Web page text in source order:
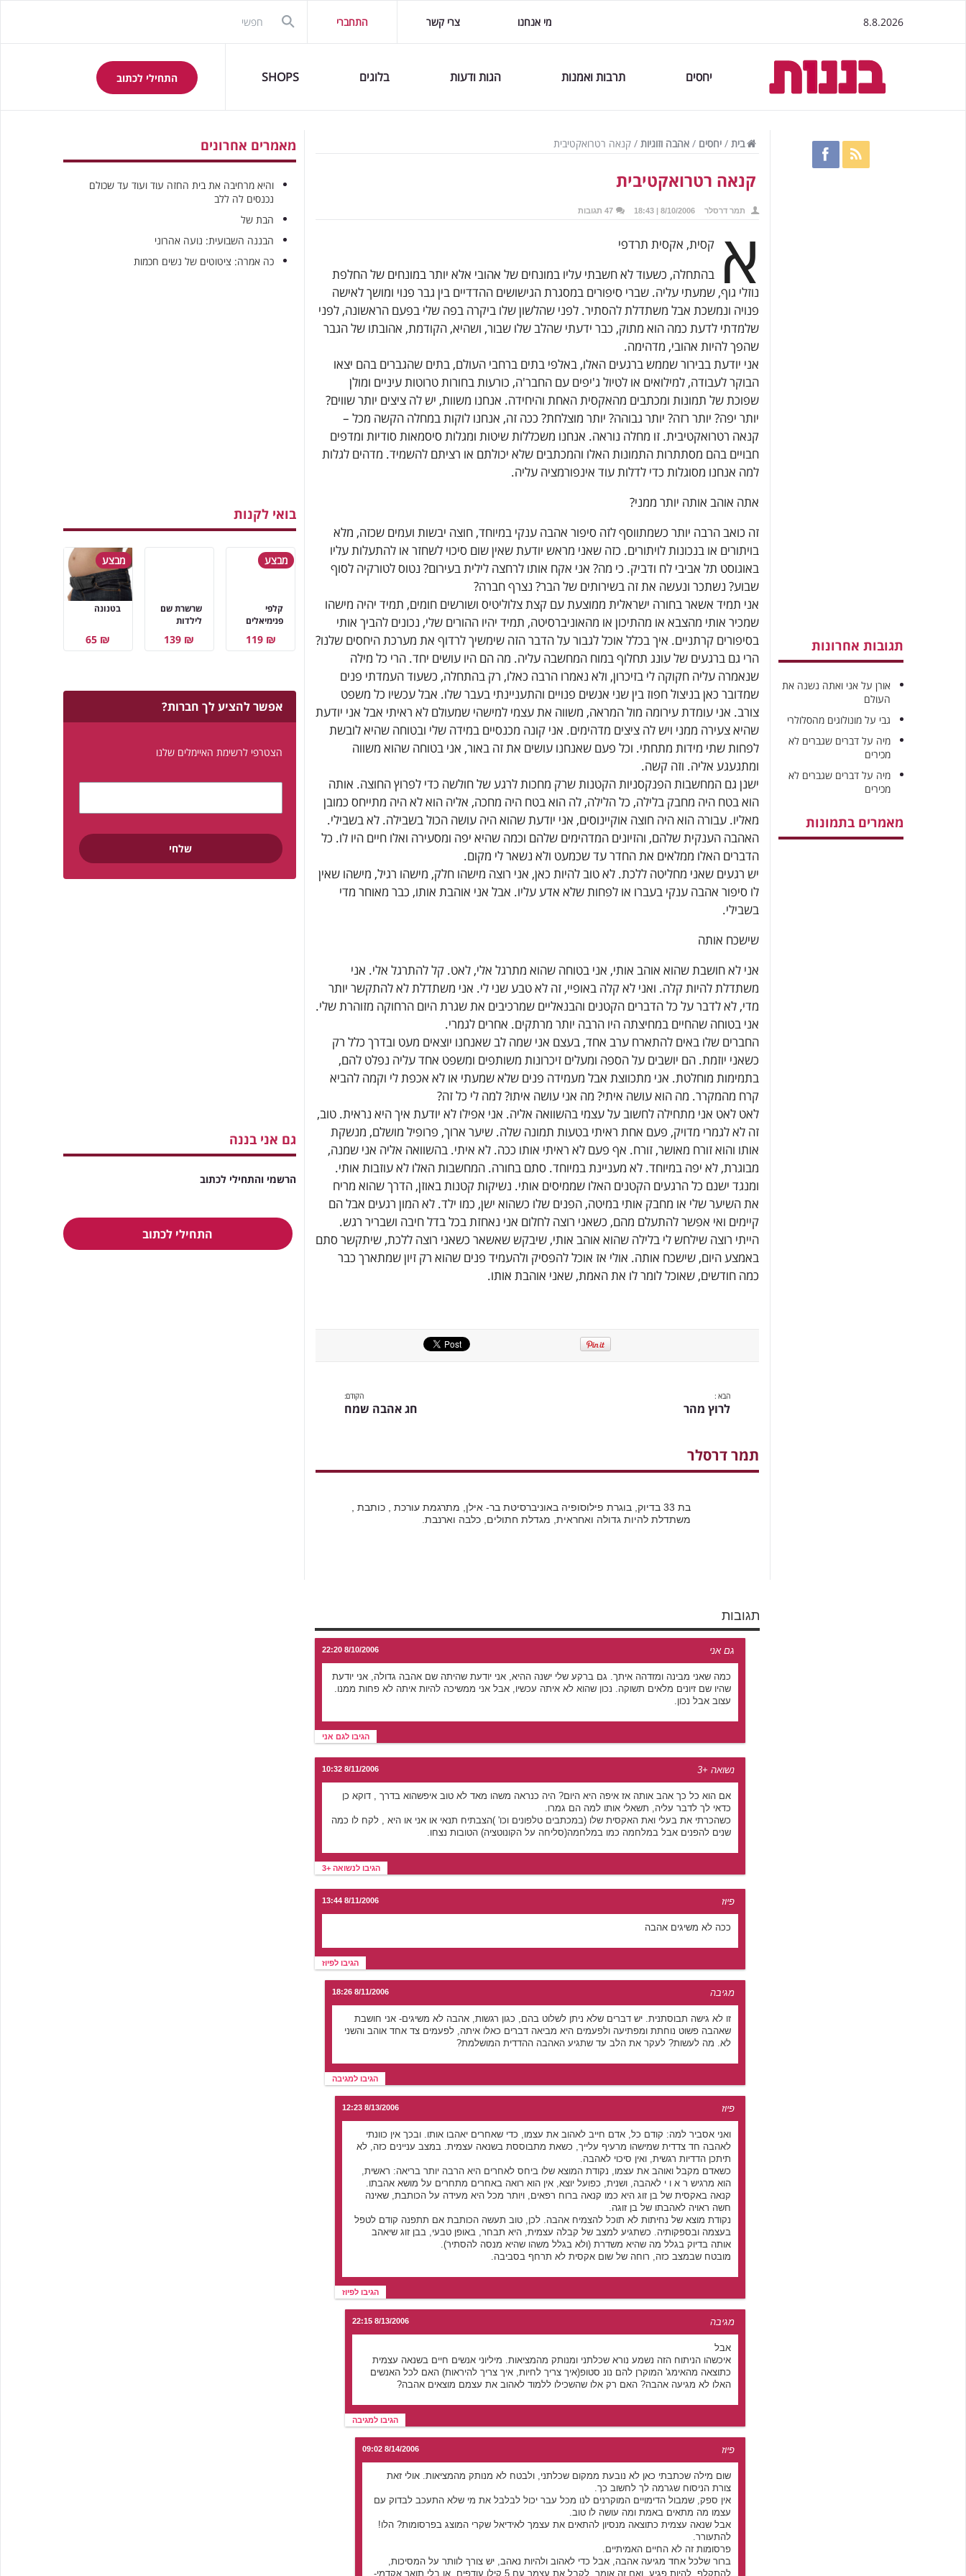
התחברי צרי קשר מי אנחנו 8.8.2026
התחילי לכתוב יחסים תרבות ואמנות הגות ודעות בלוגים SHOPS
מאמרים אחרונים
והיא מרחיבה את בית החזה עוד ועוד עד שכולם
נכנסים לה ללב
הבת של
הבננה השבועית: נועה אהרוני
כה אמרה: ציטוטים של נשים חכמות
בואי לקנות
מבצע
בטנונה
₪ 65
שרשרת שם
לילדות
₪ 139
מבצע
קלפי
פנימיאלים
₪ 119
אפשר להציע לך חברות?
הצטרפי לרשימת האיימלים שלנו
גם אני בננה
הרשמי והתחילי לכתוב
התחילי לכתוב
בית /יחסים /אהבה וזוגיות /קנאה רטרואקטיבית
קנאה רטרואקטיבית
תמר דרסלר 8/10/2006 | 18:43 47 תגובות
א
קסית, אקסית תרדפי
בהתחלה, כשעוד לא חשבתי עליו במונחים של אהובי אלא יותר במונחים של החלפת
נוזלי גוף, שמעתי עליה. שברי סיפורים במסגרת הגישושים ההדדיים בין גבר פנוי ומושך לאישה
פנויה ונמשכת אבל משתדלת להסתיר. לפני שהלשון שלו ביקרה בפה שלי בפעם הראשונה, לפני
שלמדתי לדעת כמה הוא מתוק, כבר ידעתי שהלב שלו שבור, ושהיא, הקודמת, אהובתו של הגבר
שהפך להיות אהובי, מדהימה.
אני יודעת בבירור שממש ברגעים האלו, באלפי בתים ברחבי העולם, בתים שהגברים בהם יצאו
הבוקר לעבודה, למילואים או לטיול ג'יפים עם החבר'ה, כורעות בחורות טרוטות עיניים ומולן
שפוכת של תמונות ומכתבים מהאקסית האחת והיחידה. אנחנו משוות, יש לה ציצים יותר שווים?
יותר יפה? יותר רזה? יותר גבוהה? יותר מוצלחת? ככה זה, אנחנו לוקות במחלה הקשה מכל –
קנאה רטרואקטיבית. זו מחלה נוראה. אנחנו משכללות שיטות ומגלות סיסמאות סודיות ומדפים
חבויים בהם מסתתרות התמונות האלו והמכתבים שלא יכולתם או רציתם להשמיד. מדהים לגלות
למה אנחנו מסוגלות כדי לדלות עוד אינפורמציה עליה.
אתה אוהב אותה יותר ממני?
זה כואב הרבה יותר כשמתווסף לזה סיפור אהבה ענקי במיוחד, חוצה יבשות ועמים שכזה, מלא
בויתורים או בנכונות לויתורים. כזה שאני מראש יודעת שאין שום סיכוי לשחזר או להתעלות עליו
באוגוסט תל אביבי לח ודביק. כי מה? אני אקח אותו לרחצה לילית בעירום? נטוס לטורקיה לסוף
שבוע? נשתכר ונעשה את זה בשירותים של הבר? נצרף חברה?
אני תמיד אשאר בחורה ישראלית ממוצעת עם קצת צלוליטיס ושורשים חומים, תמיד יהיה מישהו
שמכיר אותי מהצבא או מהתיכון או מהאוניברסיטה, תמיד יהיו ההורים שלי, נכונים להביך אותי
בסיפורים קרתניים. איך בכלל אוכל לגבור על הדבר הזה שימשיך לרדוף את מערכת היחסים שלנו?
הרי גם ברגעים של עונג תחלוף במוח המחשבה עליה. מה הם היו עושים יחד. הרי כל מילה
שנאמרה עליה חקוקה לי בזיכרון, ולא נאמרו הרבה כאלו, רק בהתחלה, כשעוד העמדתי פנים
שמדובר כאן בניצול חפוז בין שני אנשים פנויים והתעניינתי בעבר שלו. אבל עכשיו כל משפט
צורב. אני עומדת עירומה מול המראה, משווה את עצמי למישהי שמעולם לא ראיתי אבל אני יודעת
שהיא צעירה ממני ויש לה ציצים מדהימים. אני קונה מכנסיים במידה שלי ובטוחה שהיא לובשת
לפחות שתי מידות מתחתי. וכל פעם שאנחנו עושים את זה באור, אני בטוחה שהוא משווה
ומתגעגע אליה. וזה קשה.
ישנן גם המחשבות הפנקסניות הקטנות שרק מחכות לרגע של חולשה כדי לפרוץ החוצה. אותה
הוא בטח היה מחבק בלילה, כל הלילה, לה הוא בטח היה מחכה, אליה הוא לא היה מתייחס כמובן
מאליו. עבורה הוא היה חוצה אוקיינוסים, אני יודעת שהוא היה עושה הכול בשבילה. לא בשבילי.
האהבה הענקית שלהם, והזיונים המדהימים שלהם וכמה שהיא יפה ומסעירה ואלו חיים היו לו. כל
הדברים האלו ממלאים את החדר עד שכמעט ולא נשאר לי מקום.
יש רגעים שאני מחליטה ללכת. לא טוב להיות כאן, אני רוצה מישהו חלק, מישהו רגיל, מישהו שאין
לו סיפור אהבה ענקי בעברו או לפחות שלא אדע עליו. אבל אני אוהבת אותו, כבר מאוחר מדי
בשבילי.
שישכח אותה
אני לא חושבת שהוא אוהב אותי, אני בטוחה שהוא מתרגל אלי, לאט. קל להתרגל אלי. אני
משתדלת להיות קלה. ואני לא קלה באופיי, זה לא טבע שני לי. אני משתדלת לא להתקשר יותר
מדי, לא לדבר על כל הדברים הקטנים והבנאליים שמרכיבים את שגרת היום הרחוקה מזוהרת שלי.
אני בטוחה שהחיים במחיצתה היו הרבה יותר מרתקים. אחרים לגמרי.
החברים שלו באים להתארח ערב אחד, בעצם אני שמה לב שאנחנו יוצאים מעט ובדרך כלל רק
כשאני יוזמת. הם יושבים על הספה ומעלים זיכרונות משותפים ומשפט אחד עליה נפלט להם,
בתמימות מוחלטת. אני מתכווצת אבל מעמידה פנים שלא שמעתי או לא אכפת לי וקמה להביא
קרח מהמקרר. מה הוא עושה איתי? מה אני עושה איתו? למה לי כל זה?
לאט לאט אני מתחילה לחשוב על עצמי בהשוואה אליה. אני אפילו לא יודעת איך היא נראית. טוב,
זה לא לגמרי מדויק, פעם אחת ראיתי בטעות תמונה שלה. שיער ארוך, פרופיל מושלם, מנשקת
אותו והוא זורח מאושר, זורח. אף פעם לא ראיתי אותו ככה. לא איתי. בהשוואה אליה אני שמנה,
מבוגרת, לא יפה במיוחד. לא מעניינת במיוחד. סתם בחורה. המחשבות האלו לא עוזבות אותי.
ומנגד ישנם כל הרגעים הקטנים האלו שממיסים אותי. נשיקות קטנות באוזן, הדרך שהוא מריח
את השיער שלי או מחבק אותי במיטה, הפנים שלו כשהוא ישן, כמו ילד. לא המון רגעים אבל הם
קיימים ואי אפשר להתעלם מהם, כשאני רוצה לחלום אני נאחזת בכל בדל חיבה ושבריר רגש.
הייתי רוצה שילחש לי בלילה שהוא אוהב אותי, שיבקש שאשאר כשאני רוצה ללכת, שיתקשר סתם
באמצע היום, שישכח אותה. אולי אז אוכל להפסיק ולהעמיד פנים שהוא רק זיון שמתארך כבר
כמה חודשים, שאוכל לומר לו את האמת, שאני אוהבת אותו.
הקודם:
חג אהבה שמח
הבא :
לרוץ מהר
תמר דרסלר
בת 33 בדיוק, בוגרת פילוסופיה באוניברסיטת בר- אילן, מתרגמת עורכת , כותבת ,
משתדלת להיות גדולה ואחראית, מגדלת חתולים, כלבה וארנבת.
תגובות
גם אני 8/10/2006 22:20
כמה שאני מבינה ומזדהה איתך. גם ברקע שלי ישנה ההיא, אני יודעת שהיתה שם אהבה גדולה, אני יודעת
שהיו שם זיונים מלאים תשוקה. נכון שהוא לא איתה עכשיו, אבל אני ממשיכה להיות איתה לא פחות ממנו.
עצוב אבל נכון.
הגיבו לגם אני
נשואה +3 8/11/2006 10:32
אם הוא כל כך אהב אותה אז איפה היא היום? היה כנראה משהו מאד לא טוב איפשהוא בדרך , דוקא כן
כדאי לך לדבר עליה, תשאלי אותו למה הם גמרו.
כשהכרתי את בעלי ואת האקסית שלו (במכתבים טלפונים וכו' )הצבתיח תנאי או אני או היא , לקח לו כמה
שנים להפנים אבל במלחמה כמו במלחמה(סליחה על הקונוטציה) הטובות נצחו.
הגיבו לנשואה +3
פיוז 8/11/2006 13:44
ככה לא משיגים אהבה
הגיבו לפיוז
מגיבה 8/11/2006 18:26
זו לא גישה תבוסתנית. יש דברים שלא ניתן לשלוט בהם, כגון רגשות, אהבה לא משיגים- אני חושבת
שאהבה פשוט נוחתת ומפתיעה ולפעמים היא מביאה דברים כאלו איתה, לפעמים צד אחד אוהב והשני
לא. מה לעשות? לעקר את הלב עד שתגיע האהבה ההדדית המושלמת?
הגיבו למגיבה
פיוז 8/13/2006 12:23
ואני אסביר למה: קודם כל, אדם חייב לאהוב את עצמו, כדי שאחרים יאהבו אותו. ובכך אין כוונתי
לאהבה חד צדדית שמישהו מרעיף עלייך, כשאת מתבוססת בשנאה עצמית. במצב עניינים כזה, לא
תיתכן הדדיות רגשית, ואין סיכוי לאהבה.
כשאדם מקבל ואוהב את עצמו, נקודת המוצא שלו ביחס לאחרים היא הרבה יותר בריאה: ראשית,
הוא מרגיש ר א ו י לאהבה, ושנית, כפועל יוצא, אין הוא רואה באחרים מתחרים על מושא אהבתו.
קנאה באקסית של בן זוג היא כמו קנאה ברוח רפאים, ויותר מכל היא מעידה על הכותבת, שאינה
חשה ראויה לאהבתו של בן זוגה.
נקודת מוצא של נחיתות לא תוכל להצמיח אהבה. לכן, טוב תעשה הכותבת אם תתפנה קודם לטפל
בעצמה ובספקותיה. כשתגיע למצב של קבלה עצמית, היא תבחר, באופן טבעי, בבן זוג שיאהב
אותה בדיוק בגלל מה שהיא משדרת (ולא בגלל משהו שהיא מנסה להסתיר).
מובטח שבמצב כזה, רוחה של שום אקסית לא תרחף בסביבה.
הגיבו לפיוז
מגיבה 8/13/2006 22:15
אבל
איכשהו הניתוח הזה נשמע נורא שכלתני ומנותק מהמציאות. מיליוני אנשים חיים בשנאה עצמית
כתוצאה מהאימג' המוקרן להם נונ סטופ(איך צריך לחיות, איך צריך להיראות) האם לכל האנשים
האלו לא מגיעה אהבה? האם רק אלו שהשכילו ללמוד לאהוב את עצמם מוצאים אהבה?
הגיבו למגיבה
פיוז 8/14/2006 09:02
שום מילה שכתבתי כאן לא נובעת ממקום שכלתני, ולבטח לא מנותק מהמציאות. אולי זאת
צורת הניסוח שגרמה לך לחשוב כך.
אין ספק, שמבול הדימויים המוקרנים לנו מכל עבר יכול לבלבל את מי שלא התעכב לבדוק עם
עצמו מה מתאים באמת ומה עושה לו טוב.
אבל שנאה עצמית כתוצאה מנסיון להתאים את עצמך לאידיאל שקרי המוצג בפרסומות? הלו!
להתעורר.
פרסומות זה לא החיים האמיתיים.
ברור שלכל אחד מגיעה אהבה, אבל כדי לאהוב ולהיות נאהב, יש צורך לוותר על המסיכות,
להתקלף, להיות פגיע. ואם זה אומר, לקבל את עצמך עם 5 קילו עודפים, או בלי תואר אקדמי-
תגובות אחרונות
אורן עלאני ואתה נשנה את
העולם
גבי עלמונולוגים מהסלולרי
מיה עלדברים שגברים לא
מכירים
מיה עלדברים שגברים לא
מכירים
מאמרים בתמונות